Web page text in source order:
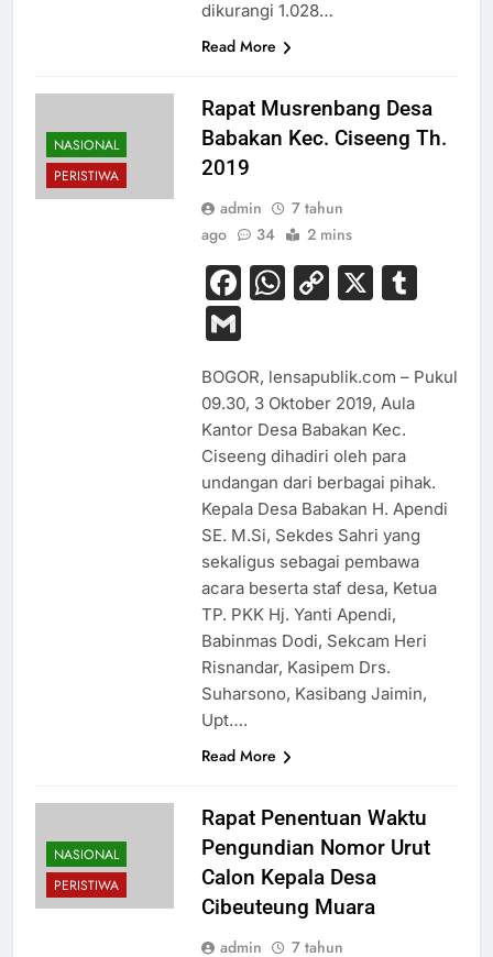
dikurangi 1.028…
Read More
NASIONAL
PERISTIWA
Rapat Musrenbang Desa
Babakan Kec. Ciseeng Th.
2019
admin
7 tahun
ago
34 2 mins
Facebook
WhatsApp
Copy
X
Gmail
BOGOR, lensapublik.com – Pukul
09.30, 3 Oktober 2019, Aula
Kantor Desa Babakan Kec.
Ciseeng dihadiri oleh para
undangan dari berbagai pihak.
Kepala Desa Babakan H. Apendi
SE. M.Si, Sekdes Sahri yang
sekaligus sebagai pembawa
acara beserta staf desa, Ketua
TP. PKK Hj. Yanti Apendi,
Babinmas Dodi, Sekcam Heri
Risnandar, Kasipem Drs.
Suharsono, Kasibang Jaimin,
Upt….
Read More
NASIONAL
PERISTIWA
Rapat Penentuan Waktu
Pengundian Nomor Urut
Calon Kepala Desa
Cibeuteung Muara
admin
7 tahun